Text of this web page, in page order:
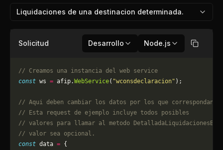
Liquidaciones de una destinacion determinada.
Solicitud Desarrollo Node.js Copiar
// Creamos una instancia del web service
const ws = afip.WebService( "wconsdeclaracion" );
// Aqui deben cambiar los datos por los que correspondan.
// Esta request de ejemplo incluye todos posibles
// valores para llamar al metodo
// valor sea opcional.
const data = {